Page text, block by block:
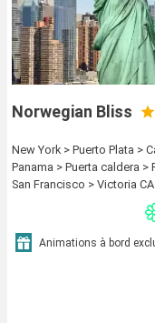
Norwegian Bliss
New York > Puerto Plata >
Panama > Puerta caldera
San Francisco > Victoria
Animations à bord